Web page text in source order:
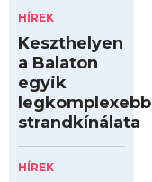
HÍREK
Keszthelyen
a Balaton
egyik
legkomplexebb
strandkínálata
HÍREK